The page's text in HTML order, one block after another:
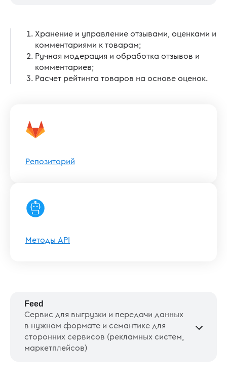
Хранение и управление отзывами, оценками и
комментариями к товарам;
Ручная модерация и обработка отзывов и
комментариев;
Расчет рейтинга товаров на основе оценок.
Репозиторий
Методы API
Feed
Сервис для выгрузки и передачи данных
в нужном формате и семантике для
сторонних сервисов (рекламных систем,
маркетплейсов)